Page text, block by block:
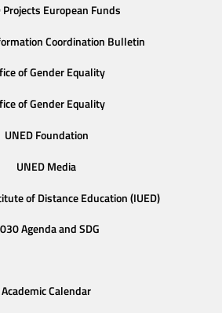
Projects European Funds
Coordination Bulletin
of Gender Equality
of Gender Equality
UNED Foundation
UNED Media
of Distance Education (IUED)
Agenda and SDG
Academic Calendar